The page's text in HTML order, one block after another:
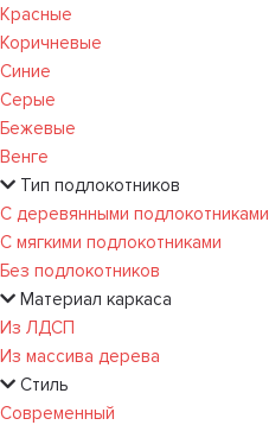
Красные
Коричневые
Синие
Серые
Бежевые
Венге
Тип подлокотников
С деревянными подлокотниками
С мягкими подлокотниками
Без подлокотников
Материал каркаса
Из ЛДСП
Из массива дерева
Стиль
Современный